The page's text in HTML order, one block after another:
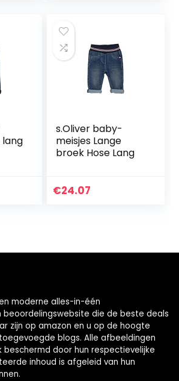
lang
s.Oliver baby-
meisjes Lange
broek Hose Lang
€24.07
moderne alles-in-één
beoordelingswebsite die de beste deals
zijn op amazon en u op de hoogte
blogs. Alle afbeeldingen
beschermd door hun respectievelijke
inhoud is afgeleid van hun